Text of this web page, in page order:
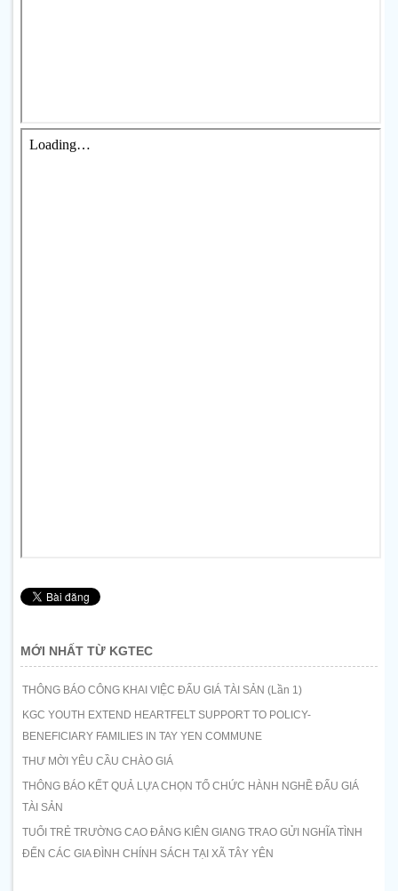
MỚI NHẤT TỪ KGTEC
THÔNG BÁO CÔNG KHAI VIỆC ĐẤU GIÁ TÀI SẢN (Lần 1)
KGC YOUTH EXTEND HEARTFELT SUPPORT TO POLICY-
BENEFICIARY FAMILIES IN TAY YEN COMMUNE
THƯ MỜI YÊU CẦU CHÀO GIÁ
THÔNG BÁO KẾT QUẢ LỰA CHỌN TỔ CHỨC HÀNH NGHỀ ĐẤU GIÁ
TÀI SẢN
TUỔI TRẺ TRƯỜNG CAO ĐẲNG KIÊN GIANG TRAO GỬI NGHĨA TÌNH
ĐẾN CÁC GIA ĐÌNH CHÍNH SÁCH TẠI XÃ TÂY YÊN